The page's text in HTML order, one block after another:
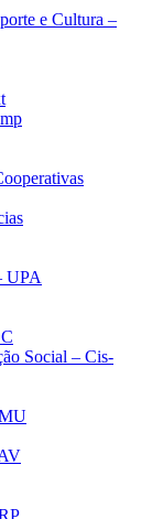
e Cultura –
UPA
Social – Cis-